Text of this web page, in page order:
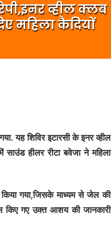
व्हील क्लब
महिला कैदियों
यह शिविर इटारसी के इनर व्हील
हीलर रीटा बवेजा ने महिला
किया गया,जिसके माध्यम से जेल की
किए गए उक्त आशय की जानकारी